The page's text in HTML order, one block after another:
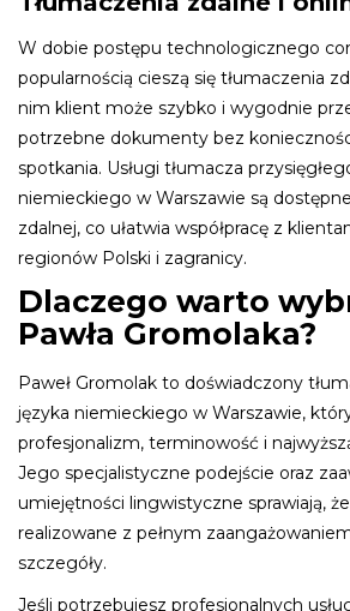
W dobie postępu technologicznego
popularnością cieszą się tłumaczenia
nim klient może szybko i wygodnie
potrzebne dokumenty bez
spotkania. Usługi tłumacza
niemieckiego w Warszawie są
zdalnej, co ułatwia współpracę z
regionów Polski i zagranicy.
Dlaczego warto
Pawła Gromolaka?
Paweł Gromolak to doświadczony
języka niemieckiego w Warszawie,
profesjonalizm, terminowość i
Jego specjalistyczne podejście oraz
umiejętności lingwistyczne sprawiają,
realizowane z pełnym
szczegóły.
Jeśli potrzebujesz profesjonalnych